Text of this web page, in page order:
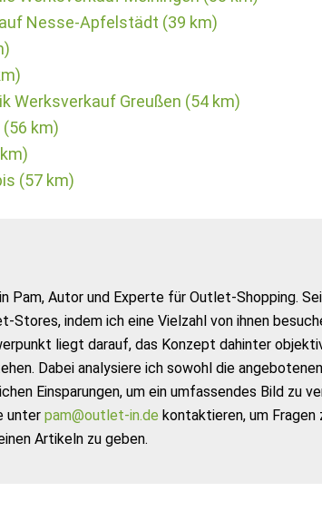
Nesse-Apfelstädt (39 km)
Werksverkauf Greußen (54 km)
km)
(57 km)
Pam, Autor und Experte für Outlet-Shopping.
Stores, indem ich eine Vielzahl von ihnen
liegt darauf, das Konzept dahinter
Dabei analysiere ich sowohl die
Einsparungen, um ein umfassendes Bild zu
unter pam@outlet-in.de kontaktieren, um
Artikeln zu geben.